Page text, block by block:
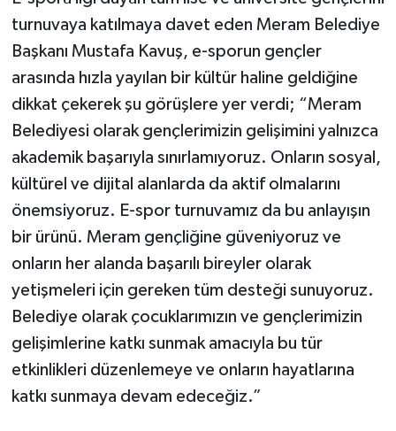
turnuvaya katılmaya davet eden Meram Belediye
Başkanı Mustafa Kavuş, e-sporun gençler
arasında hızla yayılan bir kültür haline geldiğine
dikkat çekerek şu görüşlere yer verdi; “Meram
Belediyesi olarak gençlerimizin gelişimini yalnızca
akademik başarıyla sınırlamıyoruz. Onların sosyal,
kültürel ve dijital alanlarda da aktif olmalarını
önemsiyoruz. E-spor turnuvamız da bu anlayışın
bir ürünü. Meram gençliğine güveniyoruz ve
onların her alanda başarılı bireyler olarak
yetişmeleri için gereken tüm desteği sunuyoruz.
Belediye olarak çocuklarımızın ve gençlerimizin
gelişimlerine katkı sunmak amacıyla bu tür
etkinlikleri düzenlemeye ve onların hayatlarına
katkı sunmaya devam edeceğiz.”